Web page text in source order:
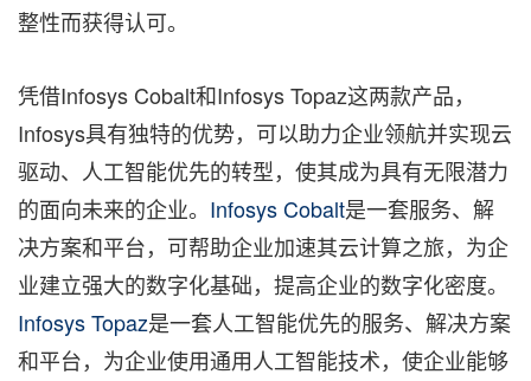
整性而获得认可。
凭借Infosys Cobalt和Infosys Topaz这两款产品，
Infosys具有独特的优势，可以助力企业领航并实现云
驱动、人工智能优先的转型，使其成为具有无限潜力
的面向未来的企业。 Infosys Cobalt是一套服务、解
决方案和平台，可帮助企业加速其云计算之旅，为企
业建立强大的数字化基础，提高企业的数字化密度。
Infosys Topaz是一套人工智能优先的服务、解决方案
和平台，为企业使用通用人工智能技术，使企业能够